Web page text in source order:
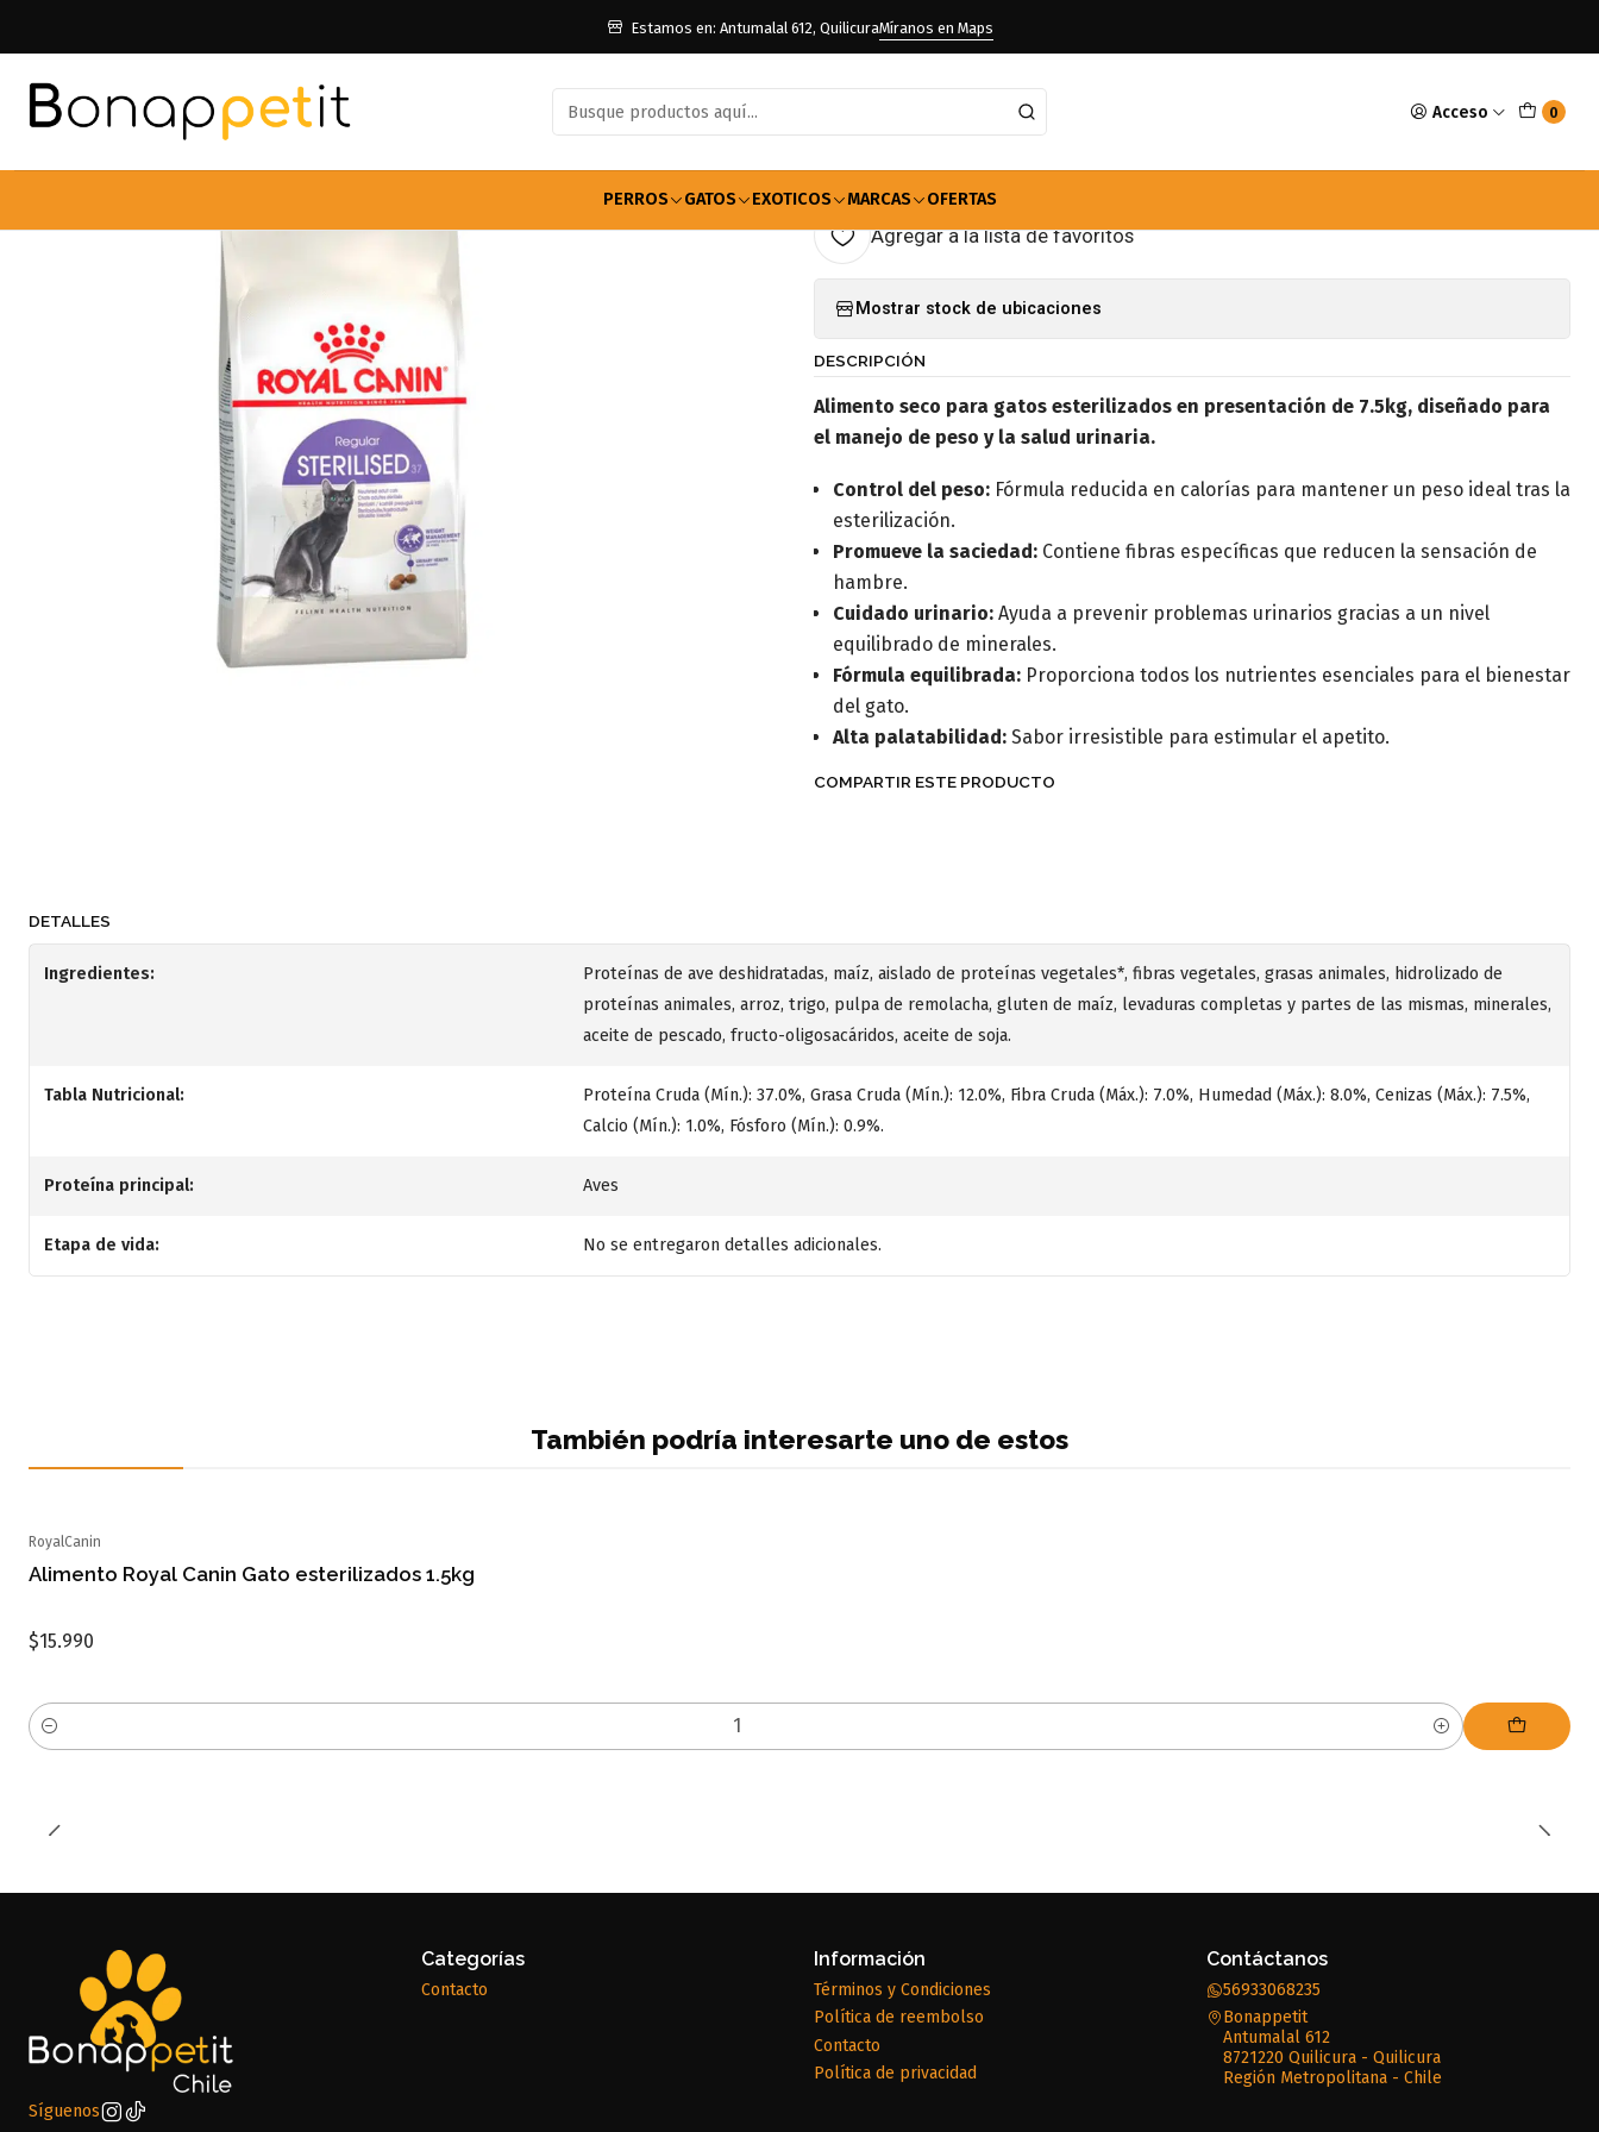
Acceso 0
PERROS GATOS EXOTICOS MARCAS OFERTAS
Estamos en: Antumalal 612, QuilicuraMíranos en Maps
Alimento Gatos Esterilizado Alimento Royal Canin Gato esterilizados 7.5kg
Alimento Royal Canin Gato esterilizados
7.5kg
Agregar a la lista de favoritos
Mostrar stock de ubicaciones
DESCRIPCIÓN
Alimento seco para gatos esterilizados en presentación de 7.5kg, diseñado para
el manejo de peso y la salud urinaria.
Control del peso: Fórmula reducida en calorías para mantener un peso ideal tras la
esterilización.
Promueve la saciedad: Contiene fibras específicas que reducen la sensación de
hambre.
Cuidado urinario: Ayuda a prevenir problemas urinarios gracias a un nivel
equilibrado de minerales.
Fórmula equilibrada: Proporciona todos los nutrientes esenciales para el bienestar
del gato.
Alta palatabilidad: Sabor irresistible para estimular el apetito.
COMPARTIR ESTE PRODUCTO
DETALLES
Ingredientes:
Proteínas de ave deshidratadas, maíz, aislado de proteínas vegetales*, fibras vegetales, grasas animales, hidrolizado de
proteínas animales, arroz, trigo, pulpa de remolacha, gluten de maíz, levaduras completas y partes de las mismas, minerales,
aceite de pescado, fructo-oligosacáridos, aceite de soja.
Tabla Nutricional:
Proteína Cruda (Mín.): 37.0%, Grasa Cruda (Mín.): 12.0%, Fibra Cruda (Máx.): 7.0%, Humedad (Máx.): 8.0%, Cenizas (Máx.): 7.5%,
Calcio (Mín.): 1.0%, Fósforo (Mín.): 0.9%.
Proteína principal: Aves
Etapa de vida: No se entregaron detalles adicionales.
También podría interesarte uno de estos
RoyalCanin
Alimento Royal Canin Gato esterilizados 1.5kg
$15.990
Cantidad
Síguenos
Categorías
Contacto
Información
Términos y Condiciones
Política de reembolso
Contacto
Política de privacidad
Contáctanos
56933068235
Bonappetit
Antumalal 612
8721220 Quilicura - Quilicura
Región Metropolitana - Chile